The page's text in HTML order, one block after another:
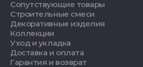
Сопутствующие товары
Строительные смеси
Декоративные изделия
Коллекции
Уход и укладка
Доставка и оплата
Гарантия и возврат